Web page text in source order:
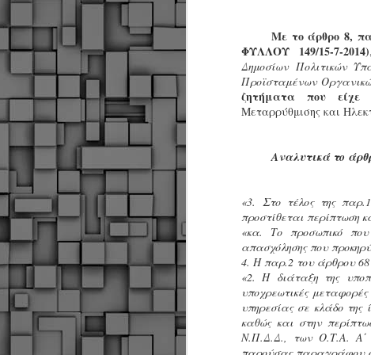
Με το άρθρο 8,
ΦΥΛΛΟΥ 149/15-7-2014)
Δημοσίων Πολιτικών
Προϊσταμένων
ζητήματα που είχε
Μεταρρύθμισης και
Αναλυτικά το
«3. Στο τέλος της
προστίθεται περίπτωση
«κα. Το προσωπικό που
απασχόλησης που
4. Η παρ.2 του άρθρου 68
«2. Η διάταξη της
υποχρεωτικές
υπηρεσίας σε κλάδο
καθώς και στην
Ν.Π.Δ.Δ., των Ο.Τ.Α. Α΄
JUN
Δήμος Κοζάνης :
Αναμνηστικά
JUN